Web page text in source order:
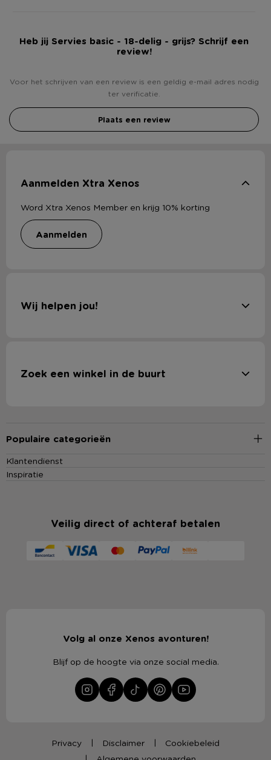
Heb jij Servies basic - 18-delig - grijs? Schrijf een
review!
Voor het schrijven van een review is een geldig e-mail adres nodig
ter verificatie.
Plaats een review
Aanmelden Xtra Xenos
Word Xtra Xenos Member en krijg 10% korting
aanmelden
Wij helpen jou!
Zoek een winkel in de buurt
Populaire categorieën
Klantendienst
Inspiratie
Veilig direct of achteraf betalen
Volg al onze Xenos avonturen!
Blijf op de hoogte via onze social media.
Privacy Disclaimer
Cookiebeleid